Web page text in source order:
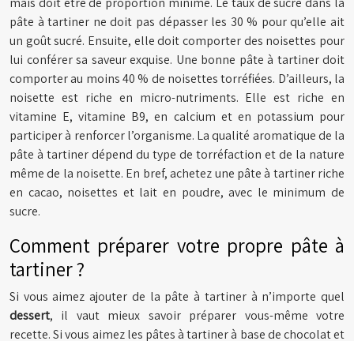
pâte à tartiner ne doit pas dépasser les 30 % pour qu’elle ait
un goût sucré. Ensuite, elle doit comporter des noisettes pour
lui conférer sa saveur exquise. Une bonne pâte à tartiner doit
comporter au moins 40 % de noisettes torréfiées. D’ailleurs, la
noisette est riche en micro-nutriments. Elle est riche en
vitamine E, vitamine B9, en calcium et en potassium pour
participer à renforcer l’organisme. La qualité aromatique de la
pâte à tartiner dépend du type de torréfaction et de la nature
même de la noisette. En bref, achetez une pâte à tartiner riche
en cacao, noisettes et lait en poudre, avec le minimum de
sucre.
Comment préparer votre propre pâte à
tartiner ?
Si vous aimez ajouter de la pâte à tartiner à n’importe quel
dessert, il vaut mieux savoir préparer vous-même votre
recette. Si vous aimez les pâtes à tartiner à base de chocolat et